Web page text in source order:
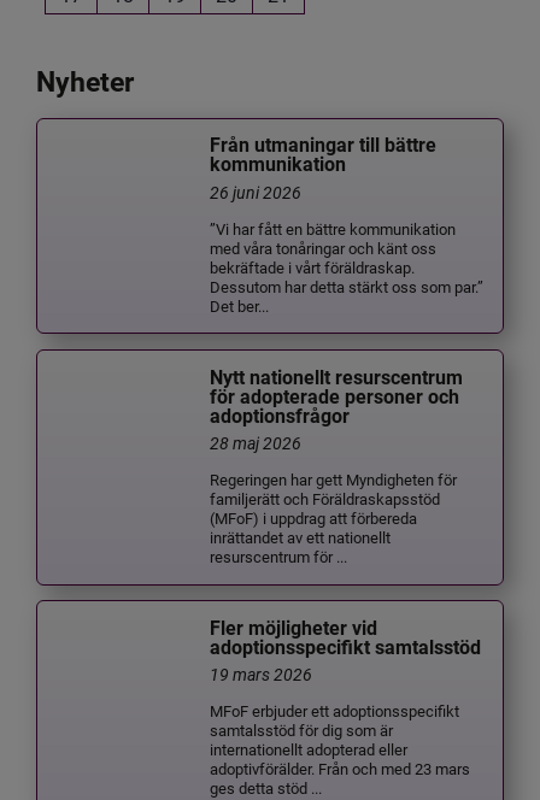
Nyheter
Från utmaningar till bättre
kommunikation
26 juni 2026
”Vi har fått en bättre kommunikation
med våra tonåringar och känt oss
bekräftade i vårt föräldraskap.
Dessutom har detta stärkt oss som par.”
Det ber...
Nytt nationellt resurscentrum
för adopterade personer och
adoptionsfrågor
28 maj 2026
Regeringen har gett Myndigheten för
familjerätt och Föräldraskapsstöd
(MFoF) i uppdrag att förbereda
inrättandet av ett nationellt
resurscentrum för ...
Fler möjligheter vid
adoptionsspecifikt samtalsstöd
19 mars 2026
MFoF erbjuder ett adoptionsspecifikt
samtalsstöd för dig som är
internationellt adopterad eller
adoptivförälder. Från och med 23 mars
ges detta stöd ...